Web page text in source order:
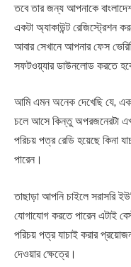
তবে তার জন্য আপনাকে
একটা অ্যাকাউন্ট রেজিস্ট্রেশন
আবার সেখানে আপনার ফেস
সফটওয়্যার ডাউনলোড করতে
আমি এমন অনেক দেখেছি যে,
চলে আসে কিন্তু অপরজনেরটা
পরিচয় পত্র রেডি হয়েছে কিনা
পারেন।
তাছাড়া আপনি চাইলে সরাসরি
যোগাযোগ করতে পারেন এটাই
পরিচয় পত্র যাচাই করার
দেওয়ার ক্ষেত্রে।